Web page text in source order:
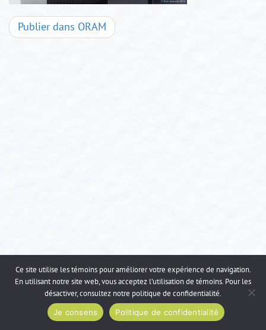
Navigation
Publier dans ORAM
Ce site utilise les témoins pour améliorer votre expérience de navigation.
En utilisant notre site web, vous acceptez l’utilisation de témoins. Pour les
désactiver, consultez notre politique de confidentialité.
Je consens
Politique de confidentialité